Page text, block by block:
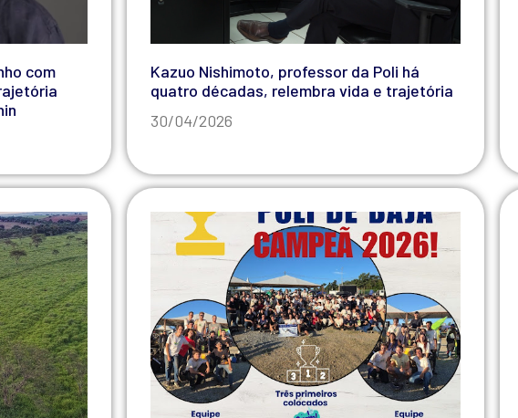
com
Kazuo Nishimoto, professor da Poli há
quatro décadas, relembra vida e trajetória
30/04/2026